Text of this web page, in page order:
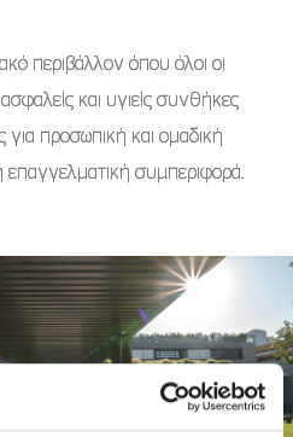
περιβάλλον όπου όλοι οι
και υγιείς συνθήκες
για προσωπική και ομαδική
συμπεριφορά.